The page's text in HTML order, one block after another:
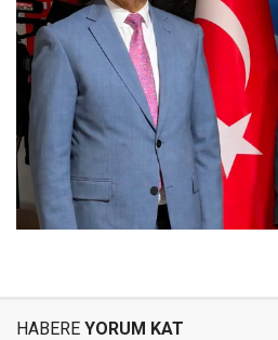
HABERE YORUM KAT